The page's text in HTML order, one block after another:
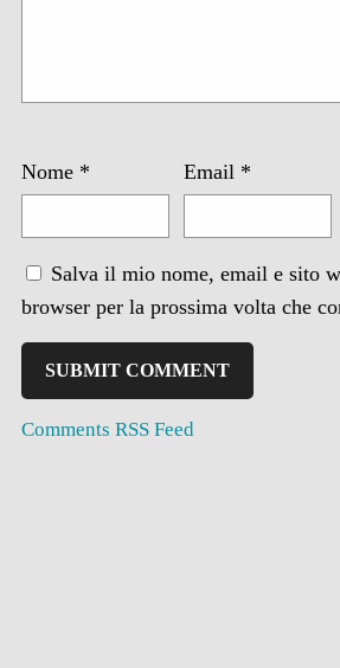
Nome * Email *
Salva il mio nome, email e sito
browser per la prossima volta che
Comments RSS Feed